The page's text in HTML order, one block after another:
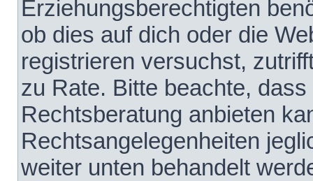
Erziehungsberechtigten
ob dies auf dich oder die
registrieren versuchst,
zu Rate. Bitte beachte,
Rechtsberatung anbieten
Rechtsangelegenheiten
weiter unten behandelt